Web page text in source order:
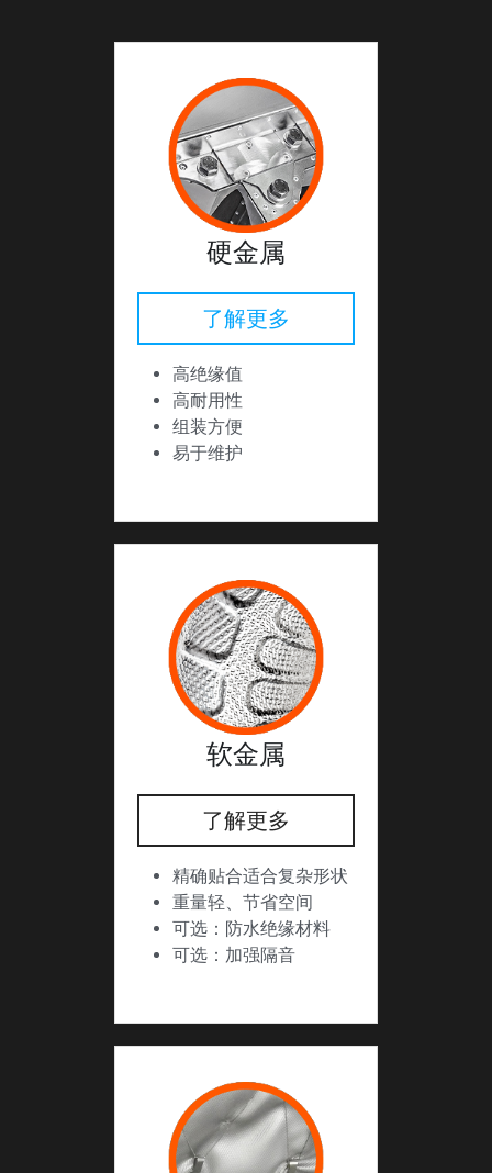
硬金属
了解更多
高绝缘值
高耐用性
组装方便
易于维护
软金属
了解更多
精确贴合适合复杂形状
重量轻、节省空间
可选：防水绝缘材料
可选：加强隔音